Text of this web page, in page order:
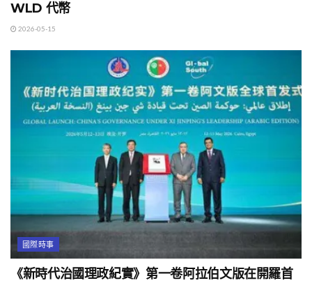
WLD 代幣
2026-05-15
國際時事
《新時代治國理政紀實》第一卷阿拉伯文版在開羅首